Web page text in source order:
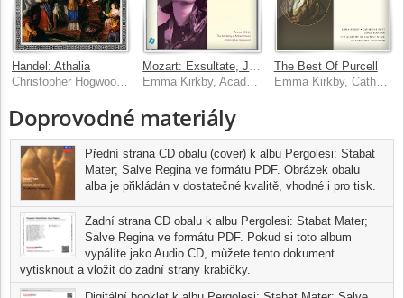
Handel: Athalia
Christopher Hogwood, Joan Sutherland, Emma Kirkby, Aled Jones, James Bowman
Mozart: Exsultate, Jubilate; Regina Coeli; Ergo Interest
Emma Kirkby, Academy of Ancient Music, Christopher Hogwood
The Best Of Purcell
Emma Kirkby, Catherine Bott, James Bowman, Academy of Ancient Music
Doprovodné materiály
Přední strana CD obalu (cover) k albu Pergolesi: Stabat
Mater; Salve Regina ve formátu PDF. Obrázek obalu
alba je přikládán v dostatečné kvalitě, vhodné i pro tisk.
Zadní strana CD obalu k albu Pergolesi: Stabat Mater;
Salve Regina ve formátu PDF. Pokud si toto album
vypálíte jako Audio CD, můžete tento dokument
vytisknout a vložit do zadní strany krabičky.